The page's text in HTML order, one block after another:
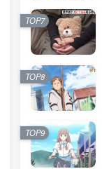
TOP7
TOP8
TOP9